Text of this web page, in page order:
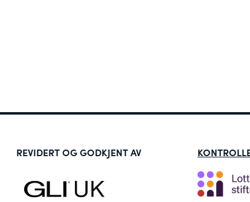
REVIDERT OG GODKJENT AV